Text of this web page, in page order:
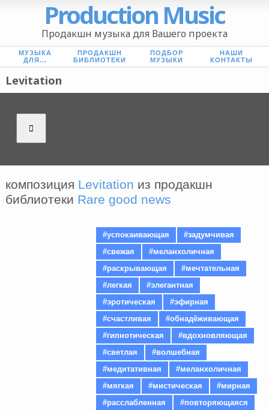
Production Music
Продакшн музыка для Вашего проекта
МУЗЫКА
ДЛЯ...
ПРОДАКШН
БИБЛИОТЕКИ
ПОДБОР
МУЗЫКИ
НАШИ
КОНТАКТЫ
Levitation
композиция Levitation из продакшн
библиотеки Rare good news
#успокаивающая
#задумчивая
#свежая
#меланхоличная
#раскрывающая
#мечтательная
#легкая
#элегантная
#эротическая
#эфирная
#счастливая
#обнадёживающая
#гипнотическая
#вдохновляющая
#светлая
#волшебная
#медитативная
#меланхоличная
#мягкая
#мистическая
#мирная
#расслабленная
#повторяющаяся